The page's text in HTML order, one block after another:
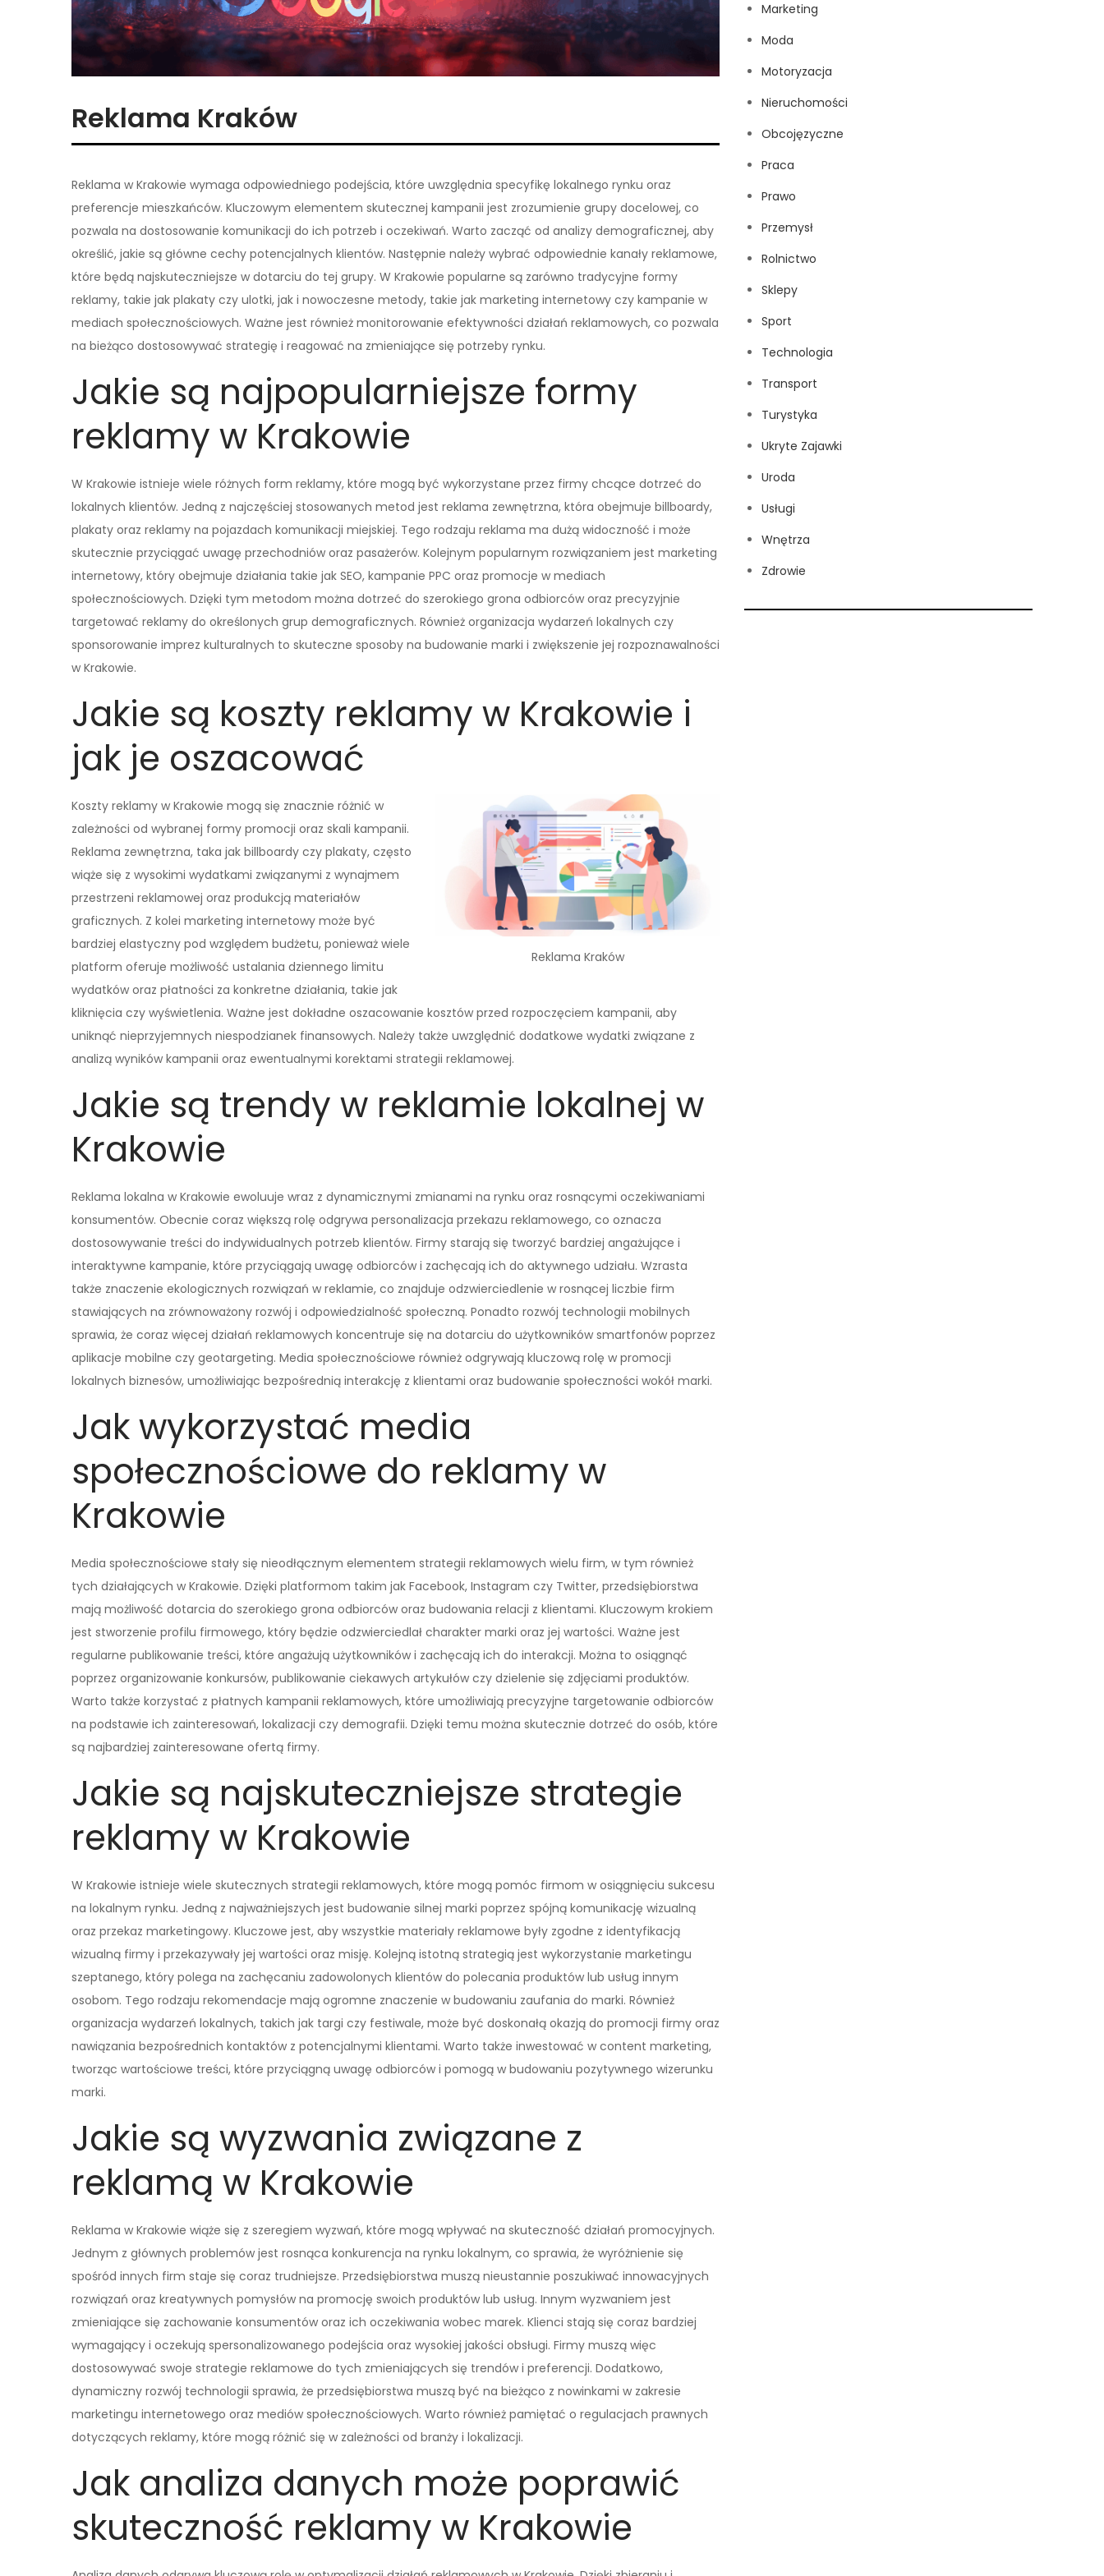
Reklama Kraków
Reklama w Krakowie wymaga odpowiedniego podejścia, które uwzględnia specyfikę lokalnego rynku oraz
preferencje mieszkańców. Kluczowym elementem skutecznej kampanii jest zrozumienie grupy docelowej, co
pozwala na dostosowanie komunikacji do ich potrzeb i oczekiwań. Warto zacząć od analizy demograficznej, aby
określić, jakie są główne cechy potencjalnych klientów. Następnie należy wybrać odpowiednie kanały reklamowe,
które będą najskuteczniejsze w dotarciu do tej grupy. W Krakowie popularne są zarówno tradycyjne formy
reklamy, takie jak plakaty czy ulotki, jak i nowoczesne metody, takie jak marketing internetowy czy kampanie w
mediach społecznościowych. Ważne jest również monitorowanie efektywności działań reklamowych, co pozwala
na bieżąco dostosowywać strategię i reagować na zmieniające się potrzeby rynku.
Jakie są najpopularniejsze formy
reklamy w Krakowie
W Krakowie istnieje wiele różnych form reklamy, które mogą być wykorzystane przez firmy chcące dotrzeć do
lokalnych klientów. Jedną z najczęściej stosowanych metod jest reklama zewnętrzna, która obejmuje billboardy,
plakaty oraz reklamy na pojazdach komunikacji miejskiej. Tego rodzaju reklama ma dużą widoczność i może
skutecznie przyciągać uwagę przechodniów oraz pasażerów. Kolejnym popularnym rozwiązaniem jest marketing
internetowy, który obejmuje działania takie jak SEO, kampanie PPC oraz promocje w mediach
społecznościowych. Dzięki tym metodom można dotrzeć do szerokiego grona odbiorców oraz precyzyjnie
targetować reklamy do określonych grup demograficznych. Również organizacja wydarzeń lokalnych czy
sponsorowanie imprez kulturalnych to skuteczne sposoby na budowanie marki i zwiększenie jej rozpoznawalności
w Krakowie.
Jakie są koszty reklamy w Krakowie i
jak je oszacować
Reklama Kraków
Koszty reklamy w Krakowie mogą się znacznie różnić w
zależności od wybranej formy promocji oraz skali kampanii.
Reklama zewnętrzna, taka jak billboardy czy plakaty, często
wiąże się z wysokimi wydatkami związanymi z wynajmem
przestrzeni reklamowej oraz produkcją materiałów
graficznych. Z kolei marketing internetowy może być
bardziej elastyczny pod względem budżetu, ponieważ wiele
platform oferuje możliwość ustalania dziennego limitu
wydatków oraz płatności za konkretne działania, takie jak
kliknięcia czy wyświetlenia. Ważne jest dokładne oszacowanie kosztów przed rozpoczęciem kampanii, aby
uniknąć nieprzyjemnych niespodzianek finansowych. Należy także uwzględnić dodatkowe wydatki związane z
analizą wyników kampanii oraz ewentualnymi korektami strategii reklamowej.
Jakie są trendy w reklamie lokalnej w
Krakowie
Reklama lokalna w Krakowie ewoluuje wraz z dynamicznymi zmianami na rynku oraz rosnącymi oczekiwaniami
konsumentów. Obecnie coraz większą rolę odgrywa personalizacja przekazu reklamowego, co oznacza
dostosowywanie treści do indywidualnych potrzeb klientów. Firmy starają się tworzyć bardziej angażujące i
interaktywne kampanie, które przyciągają uwagę odbiorców i zachęcają ich do aktywnego udziału. Wzrasta
także znaczenie ekologicznych rozwiązań w reklamie, co znajduje odzwierciedlenie w rosnącej liczbie firm
stawiających na zrównoważony rozwój i odpowiedzialność społeczną. Ponadto rozwój technologii mobilnych
sprawia, że coraz więcej działań reklamowych koncentruje się na dotarciu do użytkowników smartfonów poprzez
aplikacje mobilne czy geotargeting. Media społecznościowe również odgrywają kluczową rolę w promocji
lokalnych biznesów, umożliwiając bezpośrednią interakcję z klientami oraz budowanie społeczności wokół marki.
Jak wykorzystać media
społecznościowe do reklamy w
Krakowie
Media społecznościowe stały się nieodłącznym elementem strategii reklamowych wielu firm, w tym również
tych działających w Krakowie. Dzięki platformom takim jak Facebook, Instagram czy Twitter, przedsiębiorstwa
mają możliwość dotarcia do szerokiego grona odbiorców oraz budowania relacji z klientami. Kluczowym krokiem
jest stworzenie profilu firmowego, który będzie odzwierciedlał charakter marki oraz jej wartości. Ważne jest
regularne publikowanie treści, które angażują użytkowników i zachęcają ich do interakcji. Można to osiągnąć
poprzez organizowanie konkursów, publikowanie ciekawych artykułów czy dzielenie się zdjęciami produktów.
Warto także korzystać z płatnych kampanii reklamowych, które umożliwiają precyzyjne targetowanie odbiorców
na podstawie ich zainteresowań, lokalizacji czy demografii. Dzięki temu można skutecznie dotrzeć do osób, które
są najbardziej zainteresowane ofertą firmy.
Jakie są najskuteczniejsze strategie
reklamy w Krakowie
W Krakowie istnieje wiele skutecznych strategii reklamowych, które mogą pomóc firmom w osiągnięciu sukcesu
na lokalnym rynku. Jedną z najważniejszych jest budowanie silnej marki poprzez spójną komunikację wizualną
oraz przekaz marketingowy. Kluczowe jest, aby wszystkie materiały reklamowe były zgodne z identyfikacją
wizualną firmy i przekazywały jej wartości oraz misję. Kolejną istotną strategią jest wykorzystanie marketingu
szeptanego, który polega na zachęcaniu zadowolonych klientów do polecania produktów lub usług innym
osobom. Tego rodzaju rekomendacje mają ogromne znaczenie w budowaniu zaufania do marki. Również
organizacja wydarzeń lokalnych, takich jak targi czy festiwale, może być doskonałą okazją do promocji firmy oraz
nawiązania bezpośrednich kontaktów z potencjalnymi klientami. Warto także inwestować w content marketing,
tworząc wartościowe treści, które przyciągną uwagę odbiorców i pomogą w budowaniu pozytywnego wizerunku
marki.
Jakie są wyzwania związane z
reklamą w Krakowie
Reklama w Krakowie wiąże się z szeregiem wyzwań, które mogą wpływać na skuteczność działań promocyjnych.
Jednym z głównych problemów jest rosnąca konkurencja na rynku lokalnym, co sprawia, że wyróżnienie się
spośród innych firm staje się coraz trudniejsze. Przedsiębiorstwa muszą nieustannie poszukiwać innowacyjnych
rozwiązań oraz kreatywnych pomysłów na promocję swoich produktów lub usług. Innym wyzwaniem jest
zmieniające się zachowanie konsumentów oraz ich oczekiwania wobec marek. Klienci stają się coraz bardziej
wymagający i oczekują spersonalizowanego podejścia oraz wysokiej jakości obsługi. Firmy muszą więc
dostosowywać swoje strategie reklamowe do tych zmieniających się trendów i preferencji. Dodatkowo,
dynamiczny rozwój technologii sprawia, że przedsiębiorstwa muszą być na bieżąco z nowinkami w zakresie
marketingu internetowego oraz mediów społecznościowych. Warto również pamiętać o regulacjach prawnych
dotyczących reklamy, które mogą różnić się w zależności od branży i lokalizacji.
Jak analiza danych może poprawić
skuteczność reklamy w Krakowie
Marketing
Moda
Motoryzacja
Nieruchomości
Obcojęzyczne
Praca
Prawo
Przemysł
Rolnictwo
Sklepy
Sport
Technologia
Transport
Turystyka
Ukryte Zajawki
Uroda
Usługi
Wnętrza
Zdrowie